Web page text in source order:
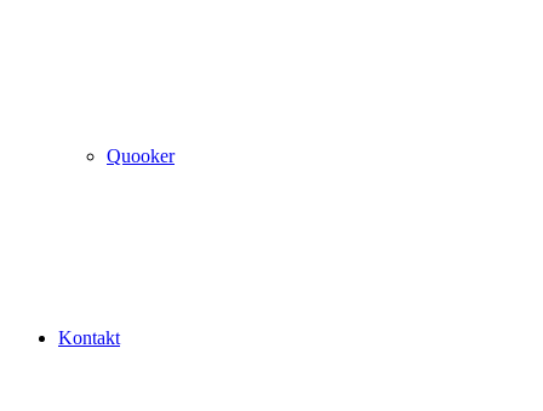
Quooker
Kontakt